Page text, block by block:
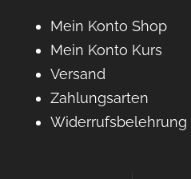
Mein Konto Shop
Mein Konto Kurs
Versand
Zahlungsarten
Widerrufsbelehrung